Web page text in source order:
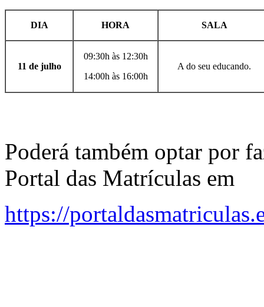
DIA HORA SALA
11 de julho
09:30h às 12:30h
14:00h às 16:00h
A do seu educando.
Poderá também optar por
Portal das Matrículas em
https://